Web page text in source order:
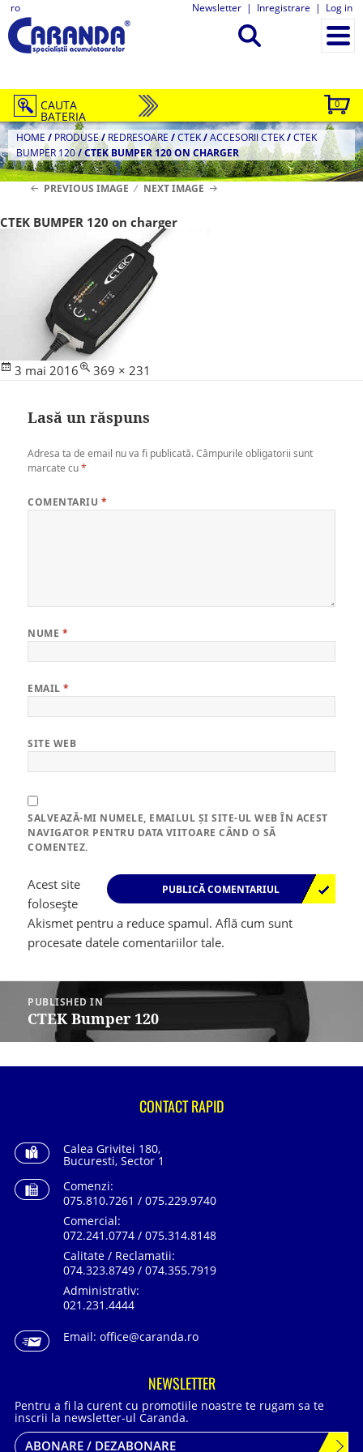
ro Newsletter | Inregistrare | Log in
0
CAUTA
BATERIA
HOME / PRODUSE/ REDRESOARE /CTEK/ACCESORII CTEK/CTEK
BUMPER 120/CTEK BUMPER 120 ON CHARGER
PREVIOUS IMAGE NEXT IMAGE
CTEK BUMPER 120 on charger
Posted
3 mai 2016
Full
369 × 231
Lasă un răspuns
Adresa ta de email nu va fi publicată. Câmpurile obligatorii sunt
marcate cu*
COMENTARIU *
NUME *
EMAIL*
SITE WEB
SALVEAZĂ-MI NUMELE, EMAILUL ȘI SITE-UL WEB ÎN ACEST
NAVIGATOR PENTRU DATA VIITOARE CÂND O SĂ
COMENTEZ.
Acest site
folosește
Akismet pentru a reduce spamul.Află cum sunt
procesate datele comentariilor tale.
Navigare
articole
PUBLISHED IN
CTEK Bumper 120
CONTACT RAPID
Calea Grivitei 180,
Bucuresti, Sector 1
Comenzi:
075.810.7261 / 075.229.9740
Comercial:
072.241.0774 / 075.314.8148
Calitate / Reclamatii:
074.323.8749 / 074.355.7919
Administrativ:
021.231.4444
Email: office@caranda.ro
NEWSLETTER
Pentru a fi la curent cu promotiile noastre te rugam sa te
inscrii la newsletter-ul Caranda.
ABONARE / DEZABONARE